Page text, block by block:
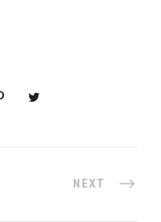
NEXT